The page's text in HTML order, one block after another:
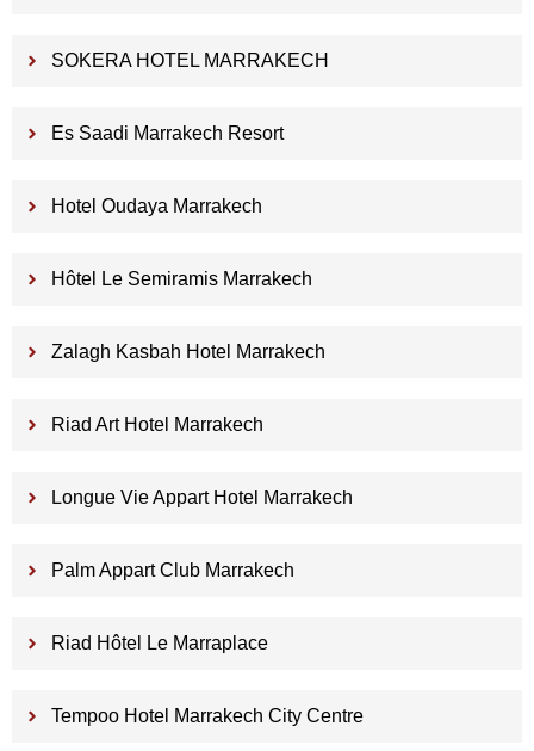
SOKERA HOTEL MARRAKECH
Es Saadi Marrakech Resort
Hotel Oudaya Marrakech
Hôtel Le Semiramis Marrakech
Zalagh Kasbah Hotel Marrakech
Riad Art Hotel Marrakech
Longue Vie Appart Hotel Marrakech
Palm Appart Club Marrakech
Riad Hôtel Le Marraplace
Tempoo Hotel Marrakech City Centre